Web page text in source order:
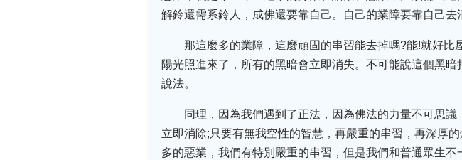
解鈴還需系鈴人，成佛還要靠自己。自己的業障要靠自己去
那這麼多的業障，這麼頑固的串習能去掉嗎?能!就好比
陽光照進來了，所有的黑暗會立即消失。不可能說這個黑
說法。
同理，因為我們遇到了正法，因為佛法的力量不可思
立即消除;只要有無我空性的智慧，再嚴重的串習，再深厚
多的惡業，我們有特別嚴重的串習，但是我們和普通眾生